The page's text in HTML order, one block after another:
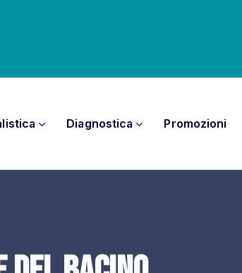
Diagnostica Promozioni